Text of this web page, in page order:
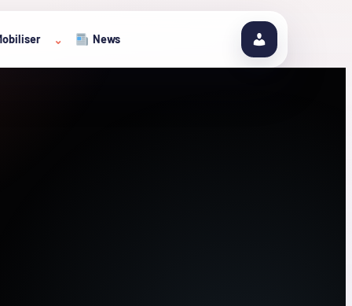
⌄ News